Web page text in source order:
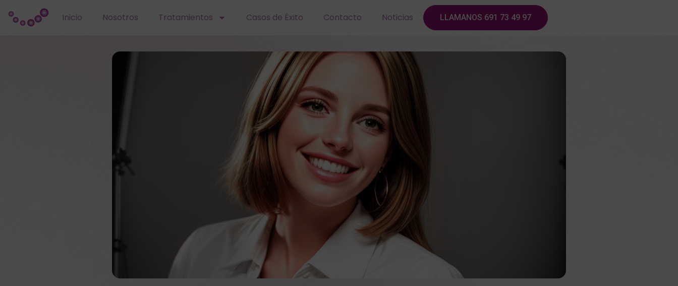
Inicio Nosotros Tratamientos Casos de Éxito Contacto Noticias LLAMANOS 691 73 49 97